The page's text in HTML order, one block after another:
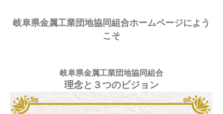
岐阜県金属工業団地協同組合ホームページによう
こそ
岐阜県金属工業団地協同組合
理念と３つのビジョン